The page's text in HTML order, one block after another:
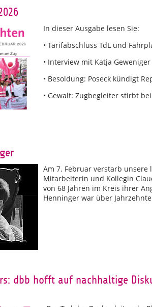
In dieser Ausgabe lesen Sie:
• Tarifabschluss TdL und
• Interview mit Katja
• Besoldung: Poseck kündigt
• Gewalt: Zugbegleiter stirbt
Am 7. Februar verstarb unsere
Mitarbeiterin und Kollegin
von 68 Jahren im Kreis ihrer
Henninger war über
dbb hofft auf nachhaltige